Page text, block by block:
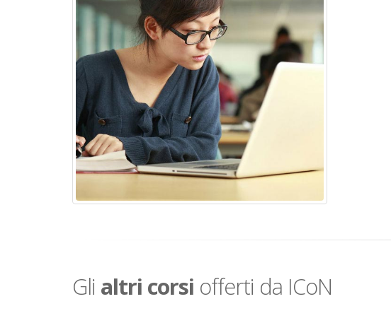
Gli altri corsi offerti da ICoN